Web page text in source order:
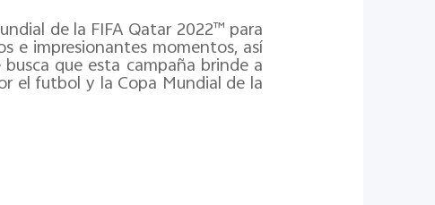
de la FIFA Qatar 2022™ para
e impresionantes momentos, así
que esta campaña brinde a
el futbol y la Copa Mundial de la